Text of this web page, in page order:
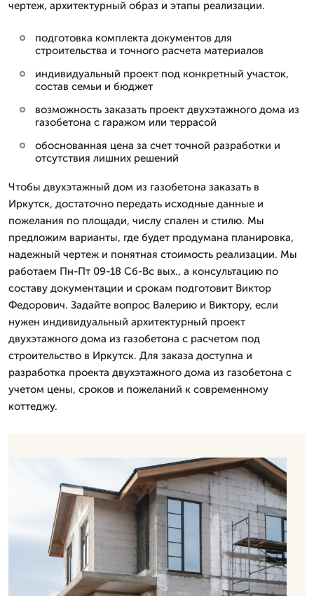
чертеж, архитектурный образ и этапы реализации.
подготовка комплекта документов для
строительства и точного расчета материалов
индивидуальный проект под конкретный участок,
состав семьи и бюджет
возможность заказать проект двухэтажного дома из
газобетона с гаражом или террасой
обоснованная цена за счет точной разработки и
отсутствия лишних решений
Чтобы двухэтажный дом из газобетона заказать в
Иркутск, достаточно передать исходные данные и
пожелания по площади, числу спален и стилю. Мы
предложим варианты, где будет продумана планировка,
надежный чертеж и понятная стоимость реализации. Мы
работаем Пн-Пт 09-18 Сб-Вс вых., а консультацию по
составу документации и срокам подготовит Виктор
Федорович. Задайте вопрос Валерию и Виктору, если
нужен индивидуальный архитектурный проект
двухэтажного дома из газобетона с расчетом под
строительство в Иркутск. Для заказа доступна и
разработка проекта двухэтажного дома из газобетона с
учетом цены, сроков и пожеланий к современному
коттеджу.